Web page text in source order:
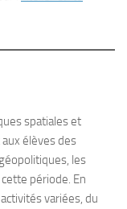
spatiales et
élèves des
les
période. En
variées, du